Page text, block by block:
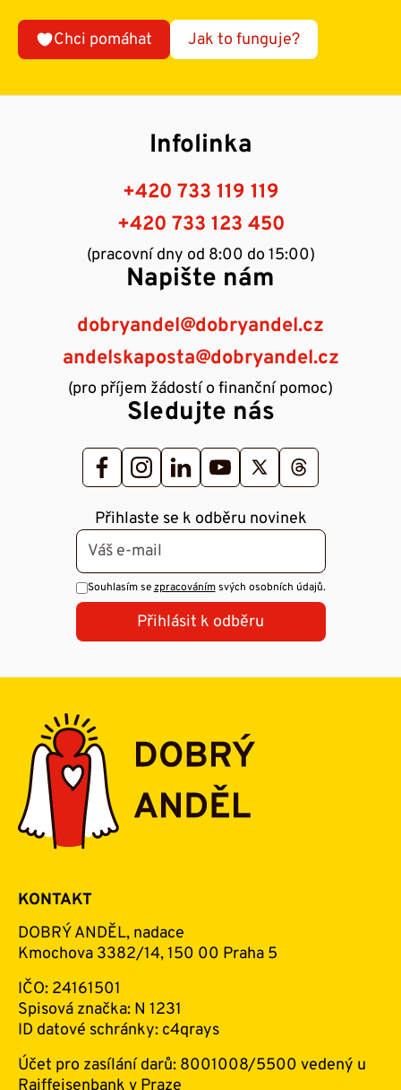
Chci pomáhat Jak to funguje?
Infolinka
+420 733 119 119
+420 733 123 450
(pracovní dny od 8:00 do 15:00)
Napište nám
dobryandel@dobryandel.cz
andelskaposta@dobryandel.cz
(pro příjem žádostí o finanční pomoc)
Sledujte nás
Přihlaste se k odběru novinek
Souhlasím sezpracovánímsvých osobních údajů.
Přihlásit k odběru
KONTAKT
DOBRÝ ANDĚL, nadace
Kmochova 3382/14, 150 00 Praha 5
IČO: 24161501
Spisová značka: N 1231
ID datové schránky: c4qrays
Účet pro zasílání darů: 8001008/5500 vedený u
Raiffeisenbank v Praze